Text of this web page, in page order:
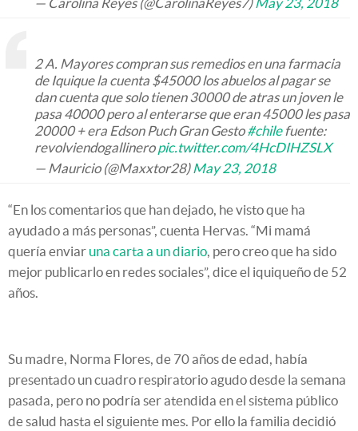
2 A. Mayores compran sus remedios en una farmacia
de Iquique la cuenta $45000 los abuelos al pagar se
dan cuenta que solo tienen 30000 de atras un joven le
pasa 40000 pero al enterarse que eran 45000 les pasa
20000 + era Edson Puch Gran Gesto#chilefuente:
revolviendogallineropic.twitter.com/4HcDIHZSLX
— Mauricio (@Maxxtor28)May 23, 2018
“En los comentarios que han dejado, he visto que ha
ayudado a más personas”, cuenta Hervas. “Mi mamá
quería enviar una carta a un diario, pero creo que ha sido
mejor publicarlo en redes sociales”, dice el iquiqueño de 52
años.
Su madre, Norma Flores, de 70 años de edad, había
presentado un cuadro respiratorio agudo desde la semana
pasada, pero no podría ser atendida en el sistema público
de salud hasta el siguiente mes. Por ello la familia decidió